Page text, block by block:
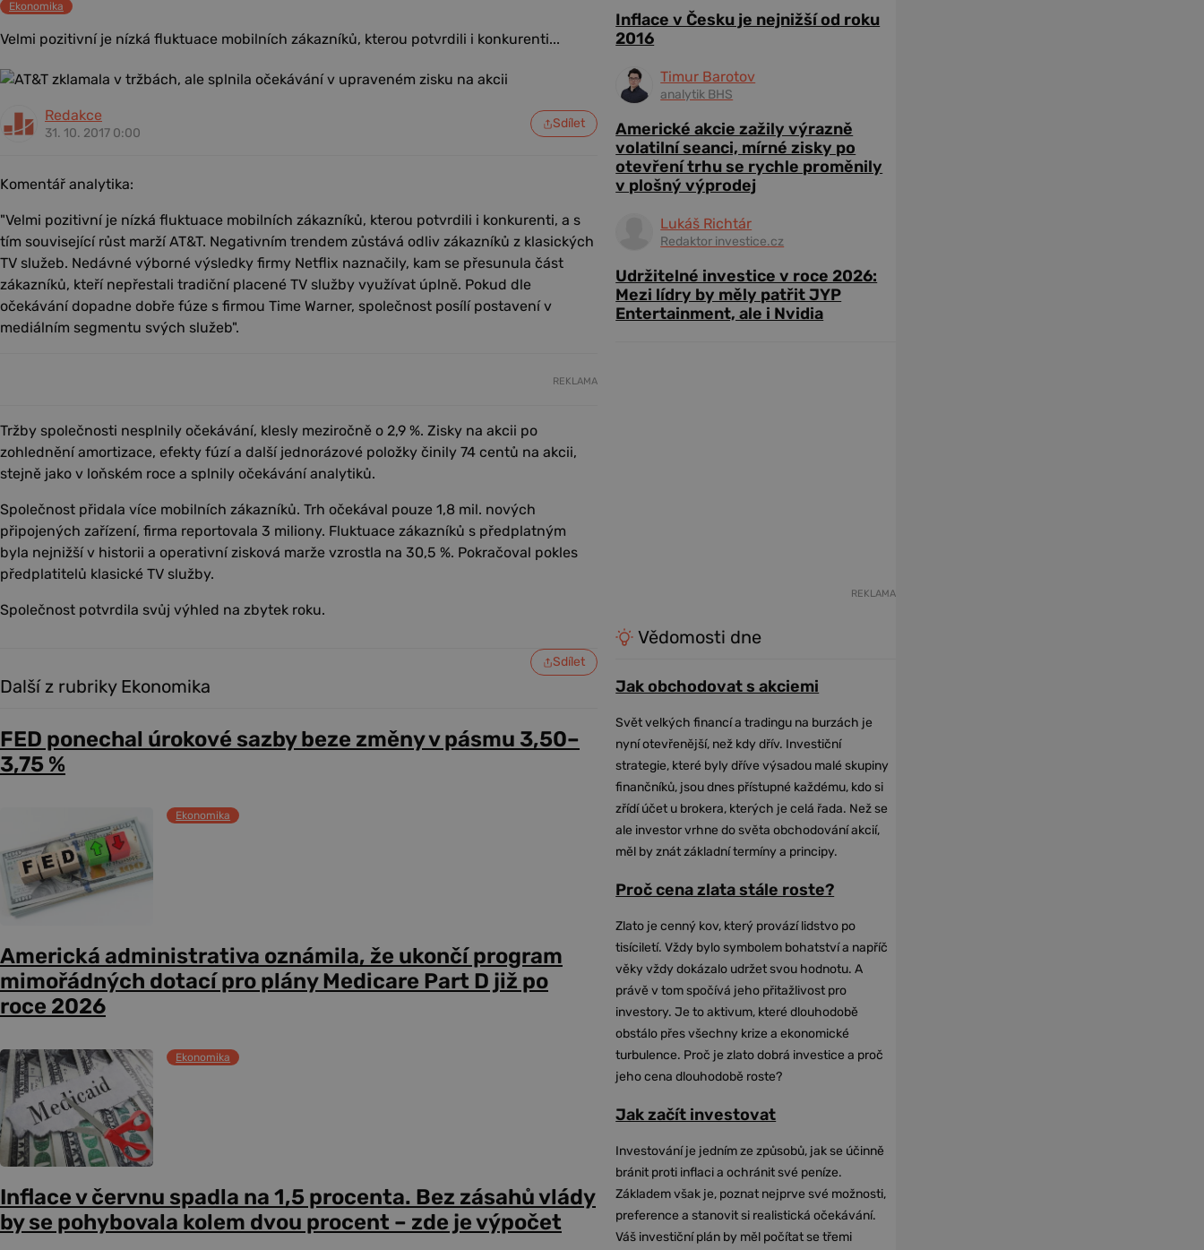
Ekonomika
Velmi pozitivní je nízká fluktuace mobilních zákazníků, kterou potvrdili i konkurenti...
Redakce
31. 10. 2017 0:00
Sdílet
Komentář analytika:
"Velmi pozitivní je nízká fluktuace mobilních zákazníků, kterou potvrdili i konkurenti, a s
tím související růst marží AT&T. Negativním trendem zůstává odliv zákazníků z klasických
TV služeb. Nedávné výborné výsledky firmy Netflix naznačily, kam se přesunula část
zákazníků, kteří nepřestali tradiční placené TV služby využívat úplně. Pokud dle
očekávání dopadne dobře fúze s firmou Time Warner, společnost posílí postavení v
mediálním segmentu svých služeb".
REKLAMA
Tržby společnosti nesplnily očekávání, klesly meziročně o 2,9 %. Zisky na akcii po
zohlednění amortizace, efekty fúzí a další jednorázové položky činily 74 centů na akcii,
stejně jako v loňském roce a splnily očekávání analytiků.
Společnost přidala více mobilních zákazníků. Trh očekával pouze 1,8 mil. nových
připojených zařízení, firma reportovala 3 miliony. Fluktuace zákazníků s předplatným
byla nejnižší v historii a operativní zisková marže vzrostla na 30,5 %. Pokračoval pokles
předplatitelů klasické TV služby.
Společnost potvrdila svůj výhled na zbytek roku.
Sdílet
Další z rubriky Ekonomika
FED ponechal úrokové sazby beze změny v pásmu 3,50–
3,75 %
Ekonomika
Americká administrativa oznámila, že ukončí program
mimořádných dotací pro plány Medicare Part D již po
roce 2026
Ekonomika
Inflace v červnu spadla na 1,5 procenta. Bez zásahů vlády
by se pohybovala kolem dvou procent – zde je výpočet
Inflace v Česku je nejnižší od roku
2016
Timur Barotov
analytik BHS
Americké akcie zažily výrazně
volatilní seanci, mírné zisky po
otevření trhu se rychle proměnily
v plošný výprodej
Lukáš Richtár
Redaktor investice.cz
Udržitelné investice v roce 2026:
Mezi lídry by měly patřit JYP
Entertainment, ale i Nvidia
REKLAMA
Vědomosti dne
Jak obchodovat s akciemi
Svět velkých financí a tradingu na burzách je
nyní otevřenější, než kdy dřív. Investiční
strategie, které byly dříve výsadou malé skupiny
finančníků, jsou dnes přístupné každému, kdo si
zřídí účet u brokera, kterých je celá řada. Než se
ale investor vrhne do světa obchodování akcií,
měl by znát základní termíny a principy.
Proč cena zlata stále roste?
Zlato je cenný kov, který provází lidstvo po
tisíciletí. Vždy bylo symbolem bohatství a napříč
věky vždy dokázalo udržet svou hodnotu. A
právě v tom spočívá jeho přitažlivost pro
investory. Je to aktivum, které dlouhodobě
obstálo přes všechny krize a ekonomické
turbulence. Proč je zlato dobrá investice a proč
jeho cena dlouhodobě roste?
Jak začít investovat
Investování je jedním ze způsobů, jak se účinně
bránit proti inflaci a ochránit své peníze.
Základem však je, poznat nejprve své možnosti,
preference a stanovit si realistická očekávání.
Váš investiční plán by měl počítat se třemi